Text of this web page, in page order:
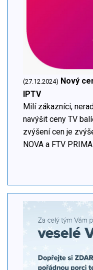
(27.12.2024) Nový
IPTV
Milí zákazníci,
navýšit ceny TV
zvýšení cen je
NOVA a FTV